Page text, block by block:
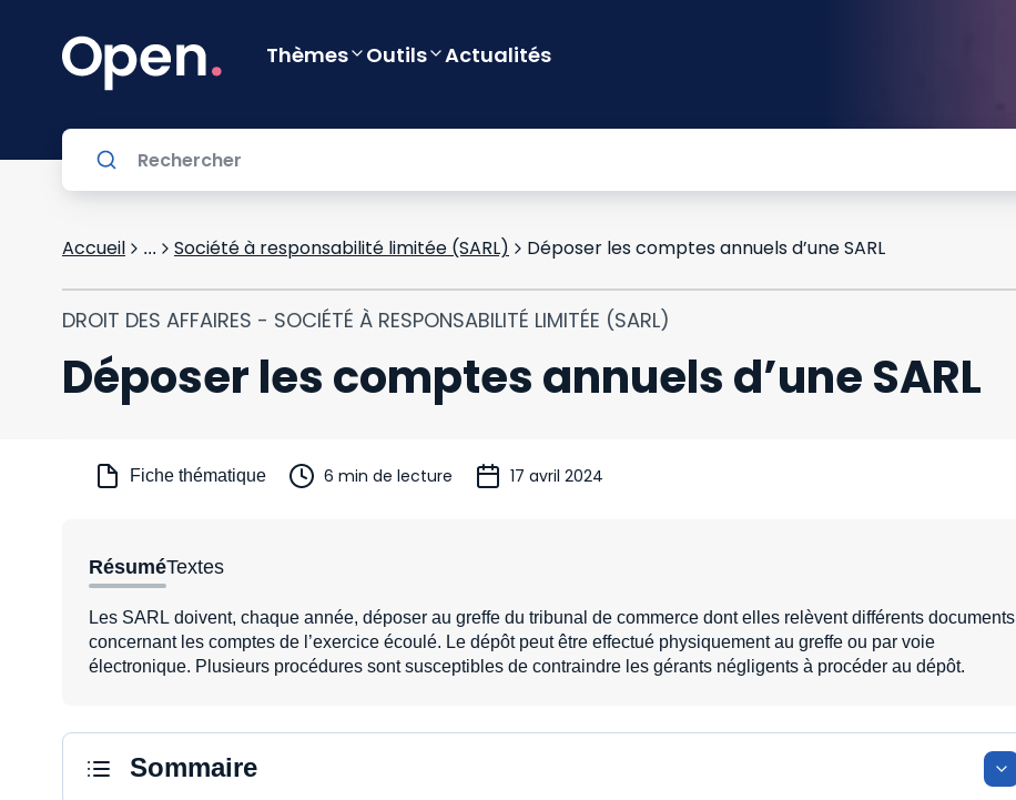
Thèmes Outils Actualités
Accueil ... Société à responsabilité limitée (SARL) Déposer les comptes annuels d’une SARL
DROIT DES AFFAIRES - SOCIÉTÉ À RESPONSABILITÉ LIMITÉE (SARL)
Déposer les comptes annuels d’une SARL
Fiche thématique 6 min de lecture 17 avril 2024
RésuméTextes
Les SARL doivent, chaque année, déposer au greffe du tribunal de commerce dont elles relèvent différents documents
concernant les comptes de l’exercice écoulé. Le dépôt peut être effectué physiquement au greffe ou par voie
électronique. Plusieurs procédures sont susceptibles de contraindre les gérants négligents à procéder au dépôt.
Sommaire